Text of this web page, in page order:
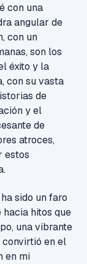
con una
angular de
con un
son los
éxito y la
con su vasta
de
y el
de
atroces,
estos
sido un faro
hitos que
una vibrante
en el
en mi